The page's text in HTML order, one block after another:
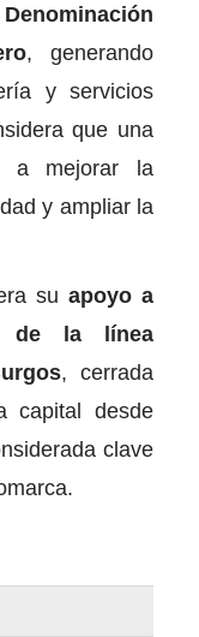
, generando
y servicios
que una
a mejorar la
y ampliar la
su apoyo a
de la línea
, cerrada
capital desde
clave